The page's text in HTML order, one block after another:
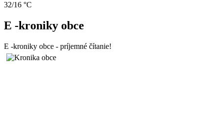
32/16 °C
E -kroniky obce
E -kroniky obce - príjemné čítanie!